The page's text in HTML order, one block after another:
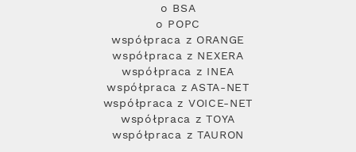
o BSA
o POPC
współpraca z ORANGE
współpraca z NEXERA
współpraca z INEA
współpraca z ASTA-NET
współpraca z VOICE-NET
współpraca z TOYA
współpraca z TAURON